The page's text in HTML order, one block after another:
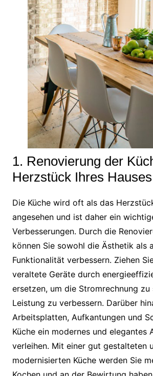
1. Renovierung der
Herzstück Ihres Hauses
Die Küche wird oft als das
angesehen und ist daher ein
Verbesserungen. Durch die
können Sie sowohl die Ästhetik als
Funktionalität verbessern. Ziehen
veraltete Geräte durch
ersetzen, um die Stromrechnung zu
Leistung zu verbessern. Darüber
Arbeitsplatten, Aufkantungen und
Küche ein modernes und elegantes
verleihen. Mit einer gut gestalteten
modernisierten Küche werden Sie